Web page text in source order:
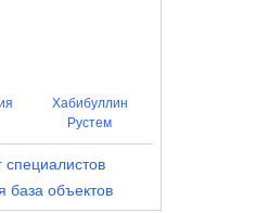
Хабибуллин
Рустем
специалистов
база объектов